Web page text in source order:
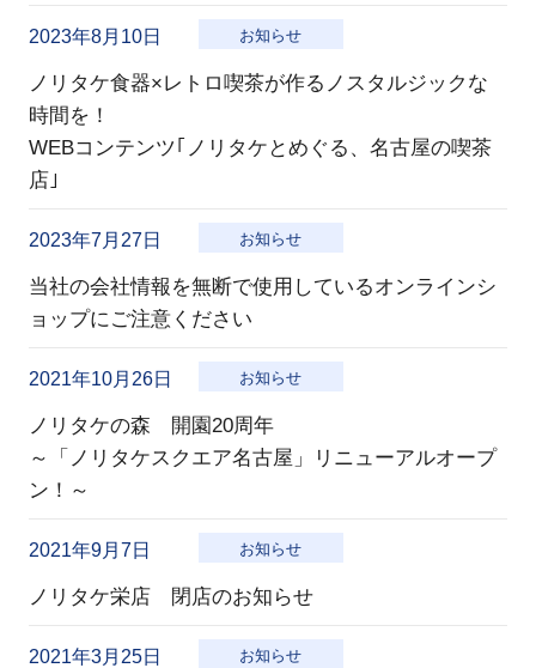
2023年8月10日 お知らせ
ノリタケ食器×レトロ喫茶が作るノスタルジックな
時間を！
WEBコンテンツ｢ノリタケとめぐる、名古屋の喫茶
店｣
2023年7月27日 お知らせ
当社の会社情報を無断で使用しているオンラインシ
ョップにご注意ください
2021年10月26日 お知らせ
ノリタケの森 開園20周年
～「ノリタケスクエア名古屋」リニューアルオープ
ン！～
2021年9月7日 お知らせ
ノリタケ栄店 閉店のお知らせ
2021年3月25日 お知らせ